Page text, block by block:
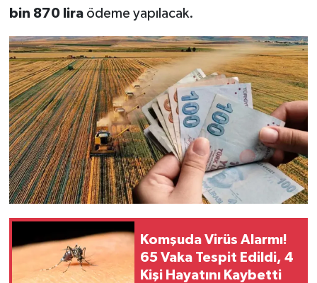
bin 870 liraödeme yapılacak.
Komşuda Virüs Alarmı!
65 Vaka Tespit Edildi, 4
Kişi Hayatını Kaybetti